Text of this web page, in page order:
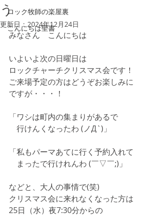
ロック牧師の楽屋裏
こんにちは聖書
う
更新日：2024年12月24日
みなさん　こんにちは
いよいよ次の日曜日は
ロックチャーチクリスマス会です！
ご来場予定の方はどうぞお楽しみに
ですが・・・！
「ワシは町内の集まりがあるで
行けんくなったわ (ノД`)」
「私もパーマあてに行く予約入れて
まったで行けれんわ (￣▽￣;)」
などと、大人の事情で(笑)
クリスマス会に来れなくなった方は
25日（水）夜7:30分からの